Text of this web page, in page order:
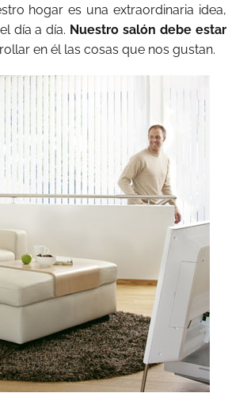
hogar es una extraordinaria idea,
día a día. Nuestro salón debe estar
en él las cosas que nos gustan.